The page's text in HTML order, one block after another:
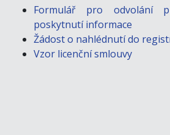
Formulář pro odvolání
poskytnutí informace
Žádost o nahlédnutí do
Vzor licenční smlouvy